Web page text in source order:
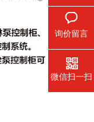
询价留言
微信扫一扫